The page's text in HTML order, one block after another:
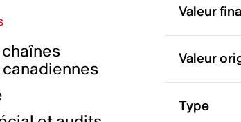
identification
Valeur
Valeur
Type